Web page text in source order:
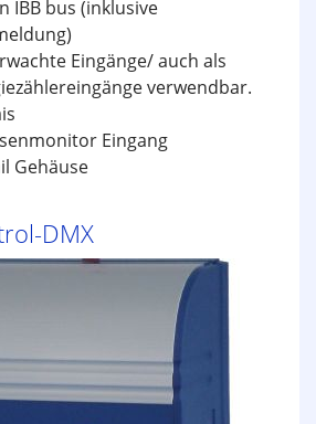
IBB bus (inklusive
Eingänge/ auch als
verwendbar.
Eingang
Gehäuse
DMX